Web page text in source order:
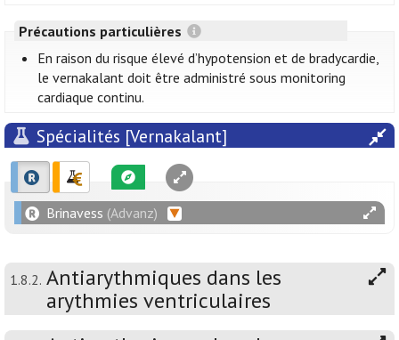
Précautions particulières
En raison du risque élevé d’hypotension et de bradycardie,
le vernakalant doit être administré sous monitoring
cardiaque continu.
Spécialités [Vernakalant]
Brinavess (Advanz)
1.8.2. Antiarythmiques dans les
arythmies ventriculaires